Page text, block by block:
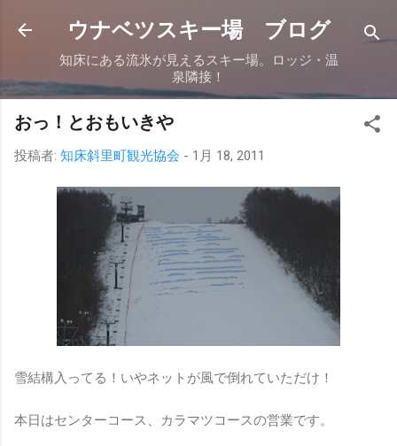
スキップしてメイン コンテンツに移動
ウナベツスキー場 ブログ
知床にある流氷が見えるスキー場。ロッジ・温
泉隣接！
おっ！とおもいきや
投稿者: 知床斜里町観光協会 - 1月 18, 2011
雪結構入ってる！いやネットが風で倒れていただけ！
本日はセンターコース、カラマツコースの営業です。